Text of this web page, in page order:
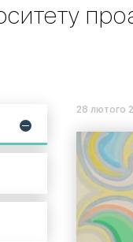
28 лютого